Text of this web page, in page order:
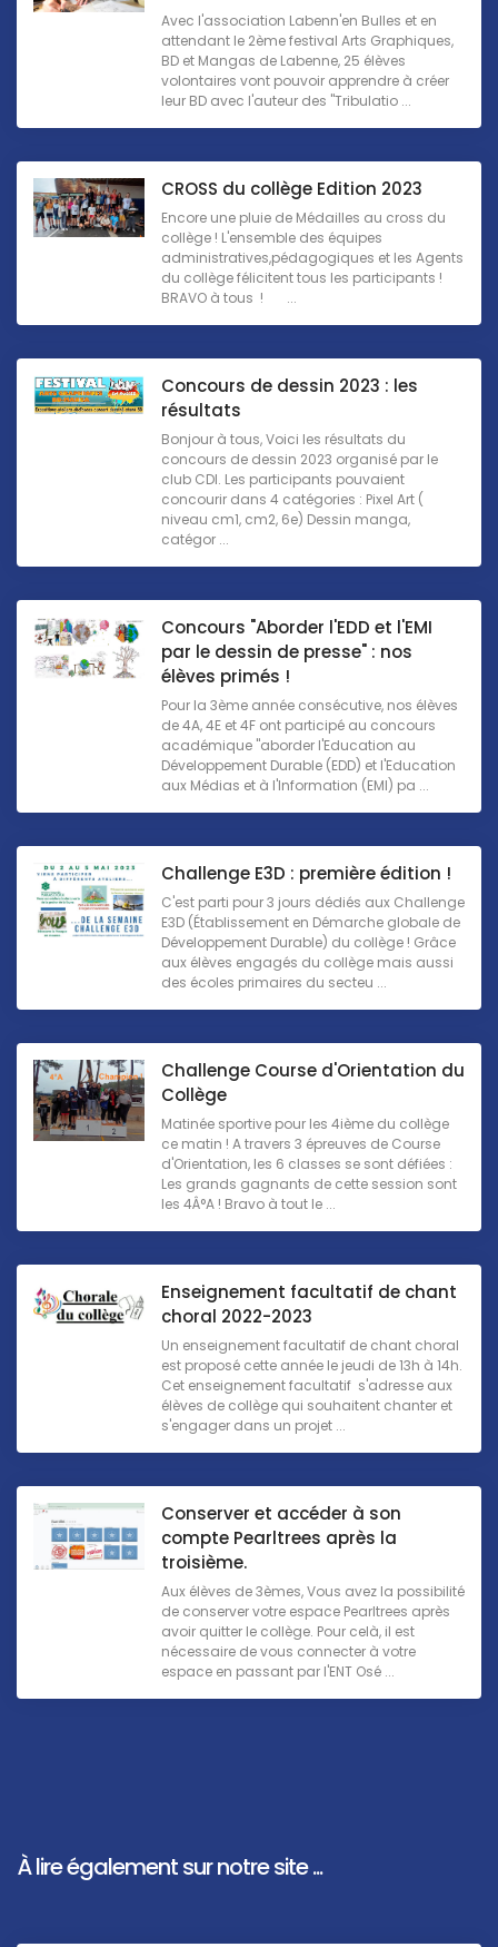
Avec l'association Labenn'en Bulles et en
attendant le 2ème festival Arts Graphiques,
BD et Mangas de Labenne, 25 élèves
volontaires vont pouvoir apprendre à créer
leur BD avec l'auteur des "Tribulatio ...
CROSS du collège Edition 2023
Encore une pluie de Médailles au cross du
collège ! L'ensemble des équipes
administratives,pédagogiques et les Agents
du collège félicitent tous les participants !
BRAVO à tous ! ...
Concours de dessin 2023 : les
résultats
Bonjour à tous, Voici les résultats du
concours de dessin 2023 organisé par le
club CDI. Les participants pouvaient
concourir dans 4 catégories : Pixel Art (
niveau cm1, cm2, 6e) Dessin manga,
catégor ...
Concours "Aborder l'EDD et l'EMI
par le dessin de presse" : nos
élèves primés !
Pour la 3ème année consécutive, nos élèves
de 4A, 4E et 4F ont participé au concours
académique "aborder l'Education au
Développement Durable (EDD) et l'Education
aux Médias et à l'Information (EMI) pa ...
Challenge E3D : première édition !
C'est parti pour 3 jours dédiés aux Challenge
E3D (Établissement en Démarche globale de
Développement Durable) du collège ! Grâce
aux élèves engagés du collège mais aussi
des écoles primaires du secteu ...
Challenge Course d'Orientation du
Collège
Matinée sportive pour les 4ième du collège
ce matin ! A travers 3 épreuves de Course
d'Orientation, les 6 classes se sont défiées :
Les grands gagnants de cette session sont
les 4Â°A ! Bravo à tout le ...
Enseignement facultatif de chant
choral 2022-2023
Un enseignement facultatif de chant choral
est proposé cette année le jeudi de 13h à 14h.
Cet enseignement facultatif s'adresse aux
élèves de collège qui souhaitent chanter et
s'engager dans un projet ...
Conserver et accéder à son
compte Pearltrees après la
troisième.
Aux élèves de 3èmes, Vous avez la possibilité
de conserver votre espace Pearltrees après
avoir quitter le collège. Pour celà, il est
nécessaire de vous connecter à votre
espace en passant par l'ENT Osé ...
À lire également sur notre site ...